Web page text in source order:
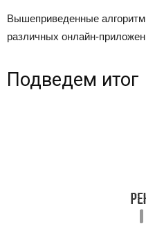
Вышеприведенные
различных онлайн-
Подведем итог